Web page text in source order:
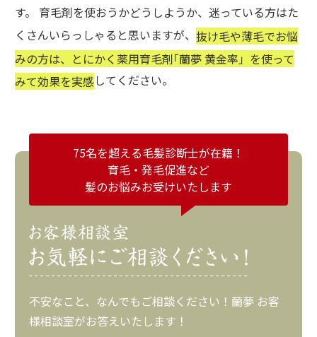
す。 育毛剤を使おうかどうしようか、迷っている方はた
くさんいらっしゃると思いますが、 抜け毛や薄毛でお悩
みの方は、とにかく薬用育毛剤｢蘭夢 黄金率」を使って
みて効果を実感してください。
75名を超える毛髪診断士が在籍！
育毛・発毛促進など
髪のお悩みお受けいたします
不安なこと、なんでもご相談ください！蘭夢 お客
様相談室がお答えいたします！